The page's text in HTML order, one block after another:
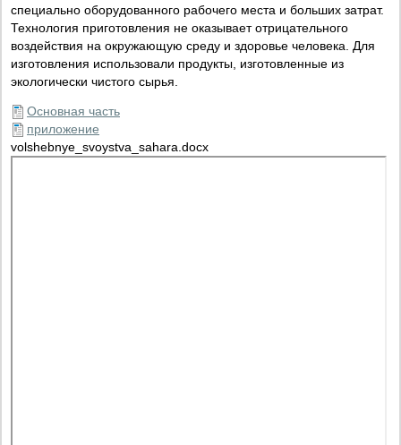
специально оборудованного рабочего места и больших затрат.
Технология приготовления не оказывает отрицательного
воздействия на окружающую среду и здоровье человека. Для
изготовления использовали продукты, изготовленные из
экологически чистого сырья.
Основная часть
приложение
volshebnye_svoystva_sahara.docx